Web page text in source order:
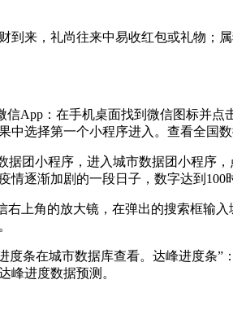
到来，礼尚往来中易收红包或礼物
App：在手机桌面找到微信图标并
选择第一个小程序进入。查看全国
团小程序，进入城市数据团小程序
逐渐加剧的一段日子，数字达到100
上角的放大镜，在弹出的搜索框输
度条在城市数据库查看。达峰进度条
峰进度数据预测。